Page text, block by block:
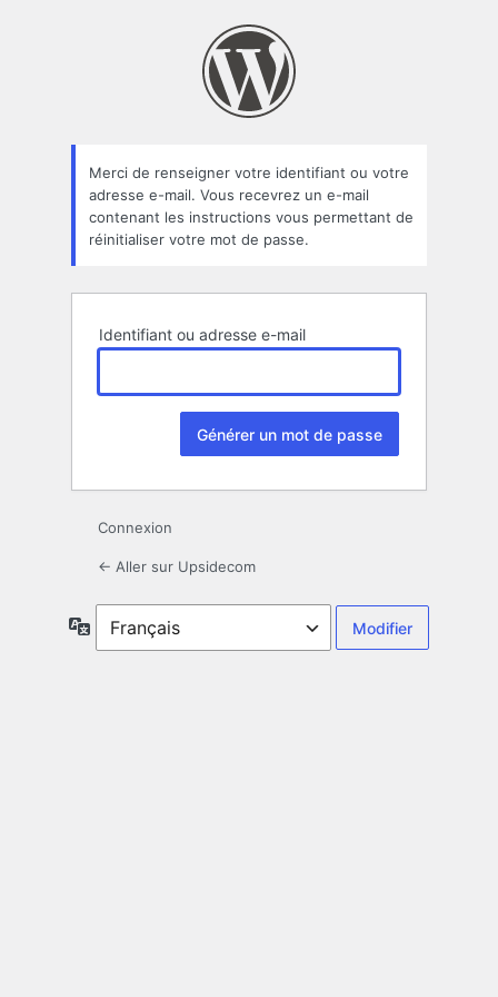
oublié
Merci de renseigner votre identifiant ou votre
adresse e-mail. Vous recevrez un e-mail
contenant les instructions vous permettant de
réinitialiser votre mot de passe.
Identifiant ou adresse e-mail
Connexion
← Aller sur Upsidecom
Langue